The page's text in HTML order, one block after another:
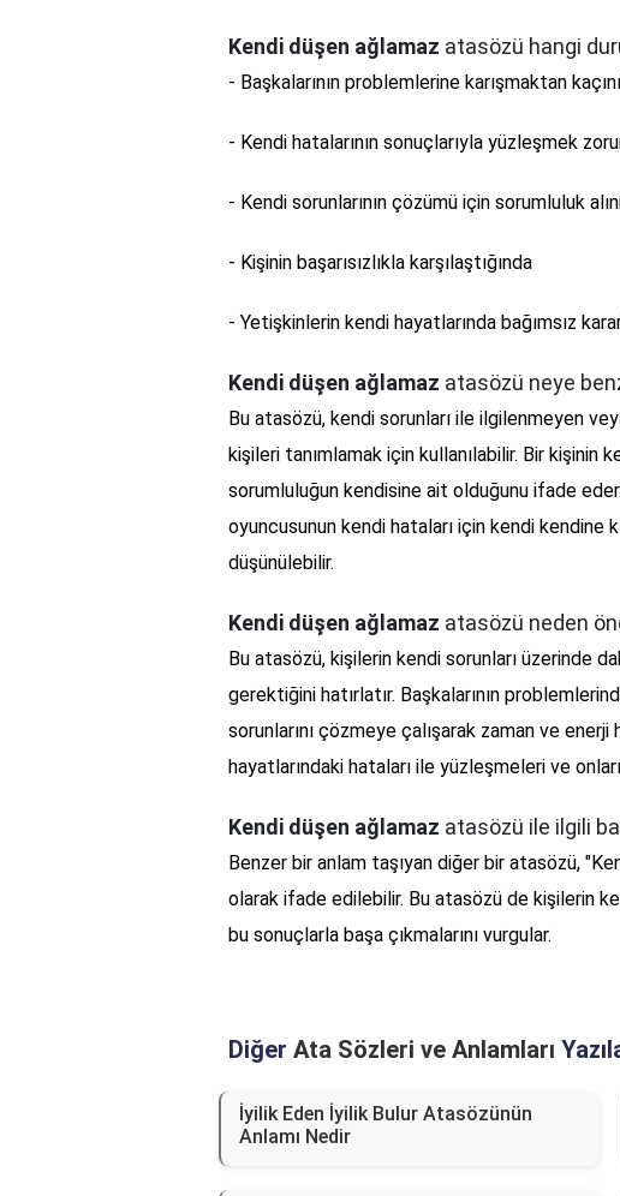
Kendi düşen ağlamaz atasözü hangi
- Başkalarının problemlerine karışmaktan
- Kendi hatalarının sonuçlarıyla yüzleşmek
- Kendi sorunlarının çözümü için sorumluluk
- Kişinin başarısızlıkla karşılaştığında
- Yetişkinlerin kendi hayatlarında bağımsız
Kendi düşen ağlamaz atasözü neye
Bu atasözü, kendi sorunları ile ilgilenmeyen
kişileri tanımlamak için kullanılabilir. Bir kişinin
sorumluluğun kendisine ait olduğunu ifade
oyuncusunun kendi hataları için kendi kendine
düşünülebilir.
Kendi düşen ağlamaz atasözü neden
Bu atasözü, kişilerin kendi sorunları üzerinde
gerektiğini hatırlatır. Başkalarının
sorunlarını çözmeye çalışarak zaman ve enerji
hayatlarındaki hataları ile yüzleşmeleri ve
Kendi düşen ağlamaz atasözü ile ilgili
Benzer bir anlam taşıyan diğer bir atasözü,
olarak ifade edilebilir. Bu atasözü de kişilerin
bu sonuçlarla başa çıkmalarını vurgular.
Diğer Ata Sözleri ve Anlamları
İyilik Eden İyilik Bulur Atasözünün
Anlamı Nedir